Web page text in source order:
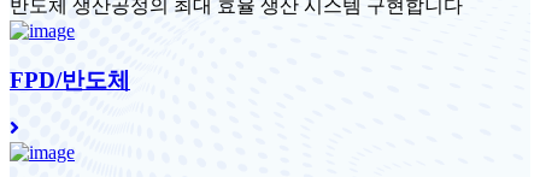
반도체 생산공정의 최대 효율 생산 시스템 구현합니다
FPD/반도체